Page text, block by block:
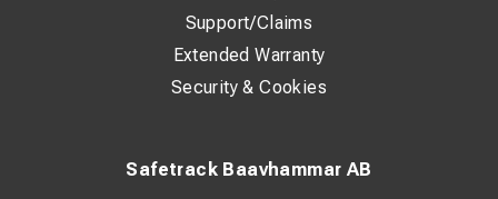
Safetrack Baavhammar AB
Support/Claims
Extended Warranty
Security & Cookies